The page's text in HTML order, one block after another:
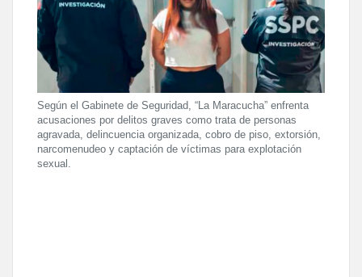
Según el Gabinete de Seguridad, “La Maracucha” enfrenta
acusaciones por delitos graves como trata de personas
agravada, delincuencia organizada, cobro de piso, extorsión,
narcomenudeo y captación de víctimas para explotación
sexual.